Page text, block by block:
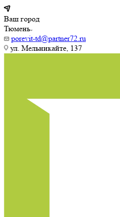
Ваш город
Тюмень
porevit-td@partner72.ru
ул. Мельникайте, 137